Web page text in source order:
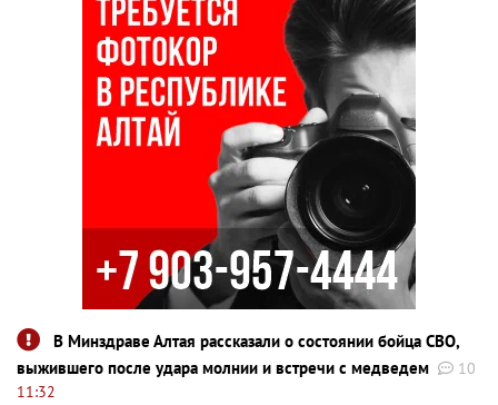
В Минздраве Алтая рассказали о состоянии бойца СВО,
выжившего после удара молнии и встречи с медведем
10
11:32